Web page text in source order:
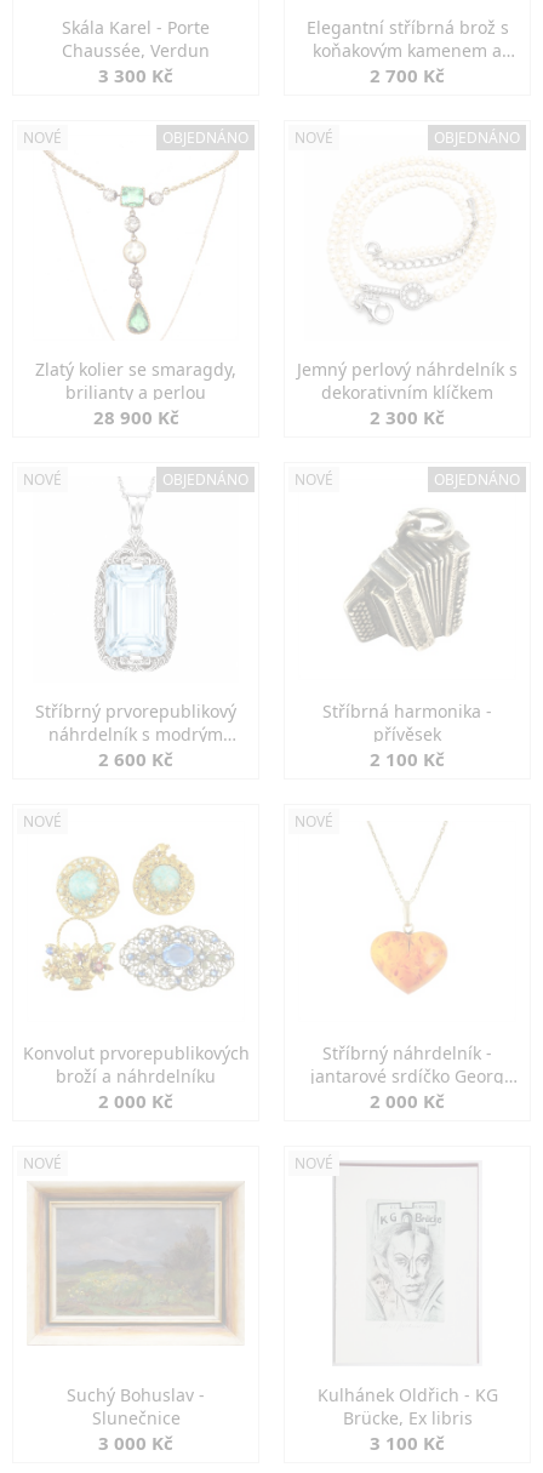
Skála Karel - Porte
Chaussée, Verdun
3 300 Kč
Elegantní stříbrná brož s
koňakovým kamenem a
markazity
2 700 Kč
NOVÉ OBJEDNÁNO
Zlatý kolier se smaragdy,
brilianty a perlou
28 900 Kč
NOVÉ OBJEDNÁNO
Jemný perlový náhrdelník s
dekorativním klíčkem
2 300 Kč
NOVÉ OBJEDNÁNO
Stříbrný prvorepublikový
náhrdelník s modrým
spinelem
2 600 Kč
NOVÉ OBJEDNÁNO
Stříbrná harmonika -
přívěsek
2 100 Kč
NOVÉ
Konvolut prvorepublikových
broží a náhrdelníku
2 000 Kč
NOVÉ
Stříbrný náhrdelník -
jantarové srdíčko Georg
Kramer
2 000 Kč
NOVÉ
Suchý Bohuslav -
Slunečnice
3 000 Kč
NOVÉ
Kulhánek Oldřich - KG
Brücke, Ex libris
3 100 Kč